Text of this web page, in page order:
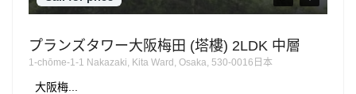
プランズタワー大阪梅田 (塔樓) 2LDK 中層
1-chōme-1-1 Nakazaki, Kita Ward, Osaka, 530-0016日本
大阪梅...